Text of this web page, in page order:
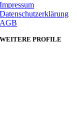
Impressum
Datenschutzerklärung
AGB
WEITERE PROFILE